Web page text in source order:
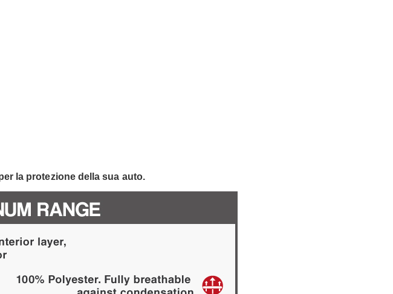
la protezione della sua auto.